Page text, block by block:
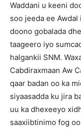
Waddani u keeni
soo jeeda ee
doono gobalada
taageero iyo
halgankii SNM.
Cabdiraxmaan Aw
qaar badan oo ka
siyaasadda ku jira
uu ka dhexeeyo
saaxiibtinimo fog